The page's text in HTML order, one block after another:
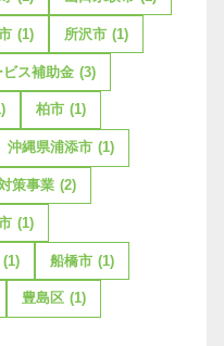
(1) 所沢市 (1)
ス補助金 (3)
柏市 (1)
沖縄県浦添市 (1)
策事業 (2)
(1)
(1) 船橋市 (1)
豊島区 (1)